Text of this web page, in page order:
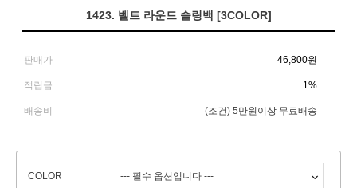
1423. 벨트 라운드 슬링백 [3COLOR]
판매가 46,800원
적립금 1%
배송비 (조건) 5만원이상 무료배송
COLOR